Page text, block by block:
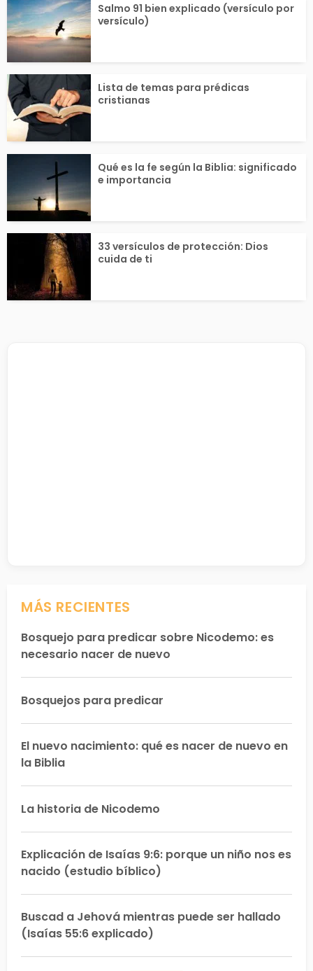
Salmo 91 bien explicado (versículo por
versículo)
Lista de temas para prédicas
cristianas
Qué es la fe según la Biblia: significado
e importancia
33 versículos de protección: Dios
cuida de ti
MÁS RECIENTES
Bosquejo para predicar sobre Nicodemo: es
necesario nacer de nuevo
Bosquejos para predicar
El nuevo nacimiento: qué es nacer de nuevo en
la Biblia
La historia de Nicodemo
Explicación de Isaías 9:6: porque un niño nos es
nacido (estudio bíblico)
Buscad a Jehová mientras puede ser hallado
(Isaías 55:6 explicado)